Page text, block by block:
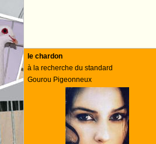
le chardon
à la recherche du standard
Gourou Pigeonneux